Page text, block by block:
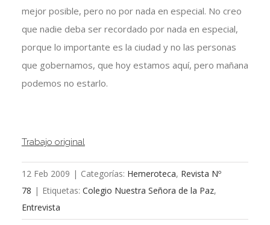
mejor posible, pero no por nada en especial. No creo
que nadie deba ser recordado por nada en especial,
porque lo importante es la ciudad y no las personas
que gobernamos, que hoy estamos aquí, pero mañana
podemos no estarlo.
Trabajo original
12 Feb 2009 | Categorías: Hemeroteca, Revista Nº
78 | Etiquetas: Colegio Nuestra Señora de la Paz,
Entrevista